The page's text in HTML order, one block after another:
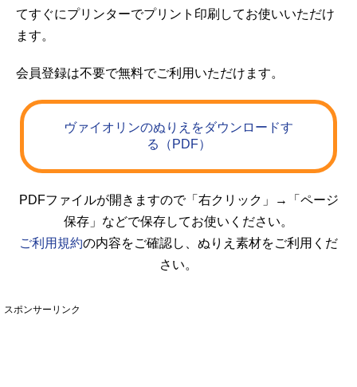
てすぐにプリンターでプリント印刷してお使いいただけ
ます。
会員登録は不要で無料でご利用いただけます。
ヴァイオリンのぬりえをダウンロードす
る（PDF）
PDFファイルが開きますので「右クリック」→「ページ
保存」などで保存してお使いください。
ご利用規約の内容をご確認し、ぬりえ素材をご利用くだ
さい。
スポンサーリンク